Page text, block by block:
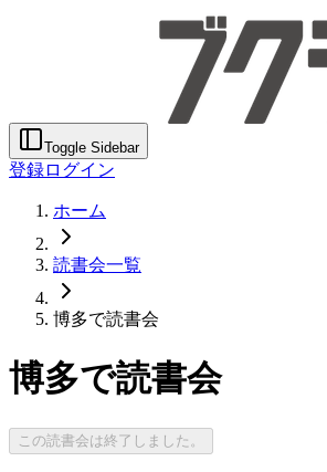
Toggle Sidebar
登録ログイン
ホーム
読書会一覧
博多で読書会
博多で読書会
この読書会は終了しました。